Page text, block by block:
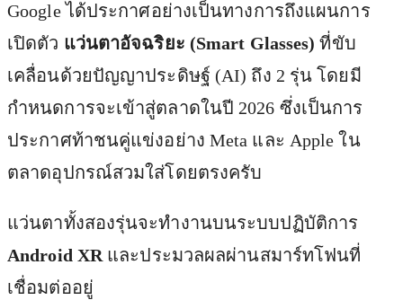
Google ได้ประกาศอย่างเป็นทางการถึงแผนการ
เปิดตัว แว่นตาอัจฉริยะ (Smart Glasses) ที่ขับ
เคลื่อนด้วยปัญญาประดิษฐ์ (AI) ถึง 2 รุ่น โดยมี
กำหนดการจะเข้าสู่ตลาดในปี 2026 ซึ่งเป็นการ
ประกาศท้าชนคู่แข่งอย่าง Meta และ Apple ใน
ตลาดอุปกรณ์สวมใส่โดยตรงครับ
แว่นตาทั้งสองรุ่นจะทำงานบนระบบปฏิบัติการ
Android XR และประมวลผลผ่านสมาร์ทโฟนที่
เชื่อมต่ออยู่